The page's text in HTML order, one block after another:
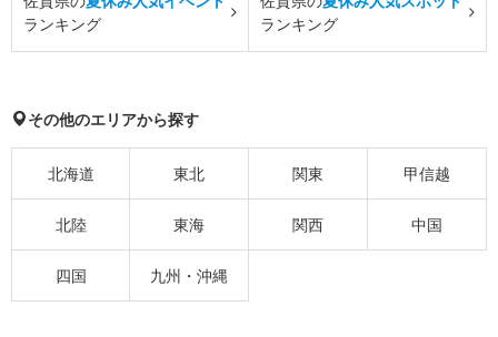
ランキング
ランキング
その他のエリアから探す
北海道 東北 関東 甲信越
北陸 東海 関西 中国
四国 九州・沖縄